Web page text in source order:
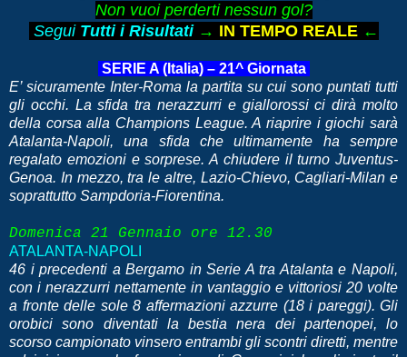
Non vuoi perderti nessun gol?
Segui Tutti i Risultati→ IN TEMPO REALE←
SERIE A (Italia) – 21^ Giornata
E’ sicuramente Inter-Roma la partita su cui sono puntati tutti
gli occhi. La sfida tra nerazzurri e giallorossi ci dirà molto
della corsa alla Champions League. A riaprire i giochi sarà
Atalanta-Napoli, una sfida che ultimamente ha sempre
regalato emozioni e sorprese. A chiudere il turno Juventus-
Genoa. In mezzo, tra le altre, Lazio-Chievo, Cagliari-Milan e
soprattutto Sampdoria-Fiorentina.
Domenica 21 Gennaio ore 12.30
ATALANTA-NAPOLI
46 i precedenti a Bergamo in Serie A tra Atalanta e Napoli,
con i nerazzurri nettamente in vantaggio e vittoriosi 20 volte
a fronte delle sole 8 affermazioni azzurre (18 i pareggi). Gli
orobici sono diventati la bestia nera dei partenopei, lo
scorso campionato vinsero entrambi gli scontri diretti, mentre